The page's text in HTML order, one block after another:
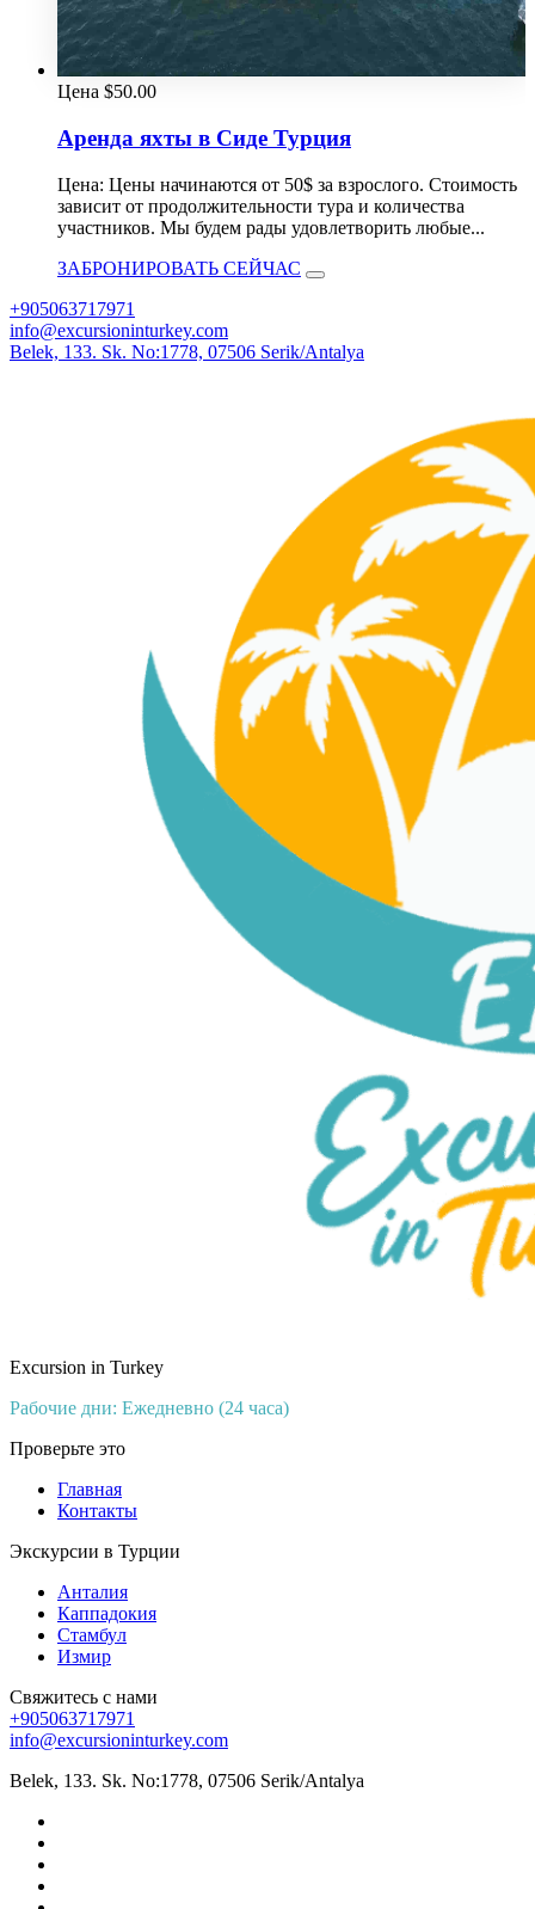
Цена $50.00
Аренда яхты в Сиде Турция
Цена: Цены начинаются от 50$ за взрослого. Стоимость
зависит от продолжительности тура и количества
участников. Мы будем рады удовлетворить любые...
ЗАБРОНИРОВАТЬ СЕЙЧАС
+905063717971
info@excursioninturkey.com
Belek, 133. Sk. No:1778, 07506 Serik/Antalya
Excursion in Turkey
Рабочие дни: Ежедневно (24 часа)
Проверьте это
Главная
Контакты
Экскурсии в Турции
Анталия
Каппадокия
Стамбул
Измир
Свяжитесь с нами
+905063717971
info@excursioninturkey.com
Belek, 133. Sk. No:1778, 07506 Serik/Antalya